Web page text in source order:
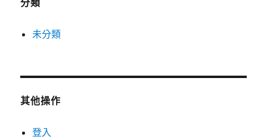
分類
未分類
其他操作
登入